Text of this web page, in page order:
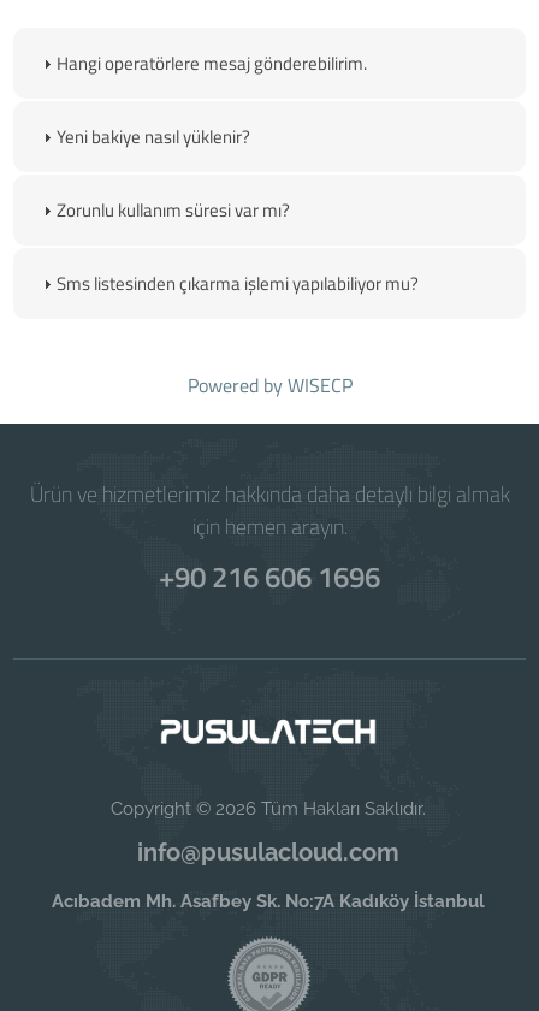
Hangi operatörlere mesaj gönderebilirim.
Yeni bakiye nasıl yüklenir?
Zorunlu kullanım süresi var mı?
Sms listesinden çıkarma işlemi yapılabiliyor mu?
Powered byWISECP
Ürün ve hizmetlerimiz hakkında daha detaylı bilgi almak
için hemen arayın.
+90 216 606 1696
Copyright © 2026 Tüm Hakları Saklıdır.
info@pusulacloud.com
Acıbadem Mh. Asafbey Sk. No:7A Kadıköy İstanbul